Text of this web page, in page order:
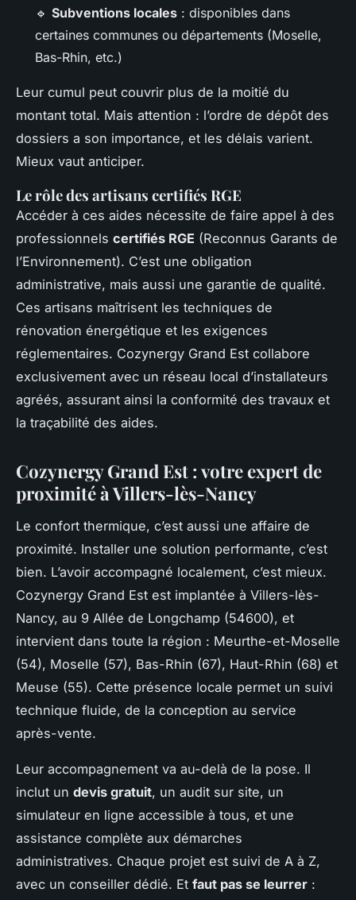
🔹 Subventions locales : disponibles dans
certaines communes ou départements (Moselle,
Bas-Rhin, etc.)
Leur cumul peut couvrir plus de la moitié du
montant total. Mais attention : l’ordre de dépôt des
dossiers a son importance, et les délais varient.
Mieux vaut anticiper.
Le rôle des artisans certifiés RGE
Accéder à ces aides nécessite de faire appel à des
professionnels certifiés RGE (Reconnus Garants de
l’Environnement). C’est une obligation
administrative, mais aussi une garantie de qualité.
Ces artisans maîtrisent les techniques de
rénovation énergétique et les exigences
réglementaires. Cozynergy Grand Est collabore
exclusivement avec un réseau local d’installateurs
agréés, assurant ainsi la conformité des travaux et
la traçabilité des aides.
Cozynergy Grand Est : votre expert de
proximité à Villers-lès-Nancy
Le confort thermique, c’est aussi une affaire de
proximité. Installer une solution performante, c’est
bien. L’avoir accompagné localement, c’est mieux.
Cozynergy Grand Est est implantée à Villers-lès-
Nancy, au 9 Allée de Longchamp (54600), et
intervient dans toute la région : Meurthe-et-Moselle
(54), Moselle (57), Bas-Rhin (67), Haut-Rhin (68) et
Meuse (55). Cette présence locale permet un suivi
technique fluide, de la conception au service
après-vente.
Leur accompagnement va au-delà de la pose. Il
inclut un devis gratuit, un audit sur site, un
simulateur en ligne accessible à tous, et une
assistance complète aux démarches
administratives. Chaque projet est suivi de A à Z,
avec un conseiller dédié. Et faut pas se leurrer :